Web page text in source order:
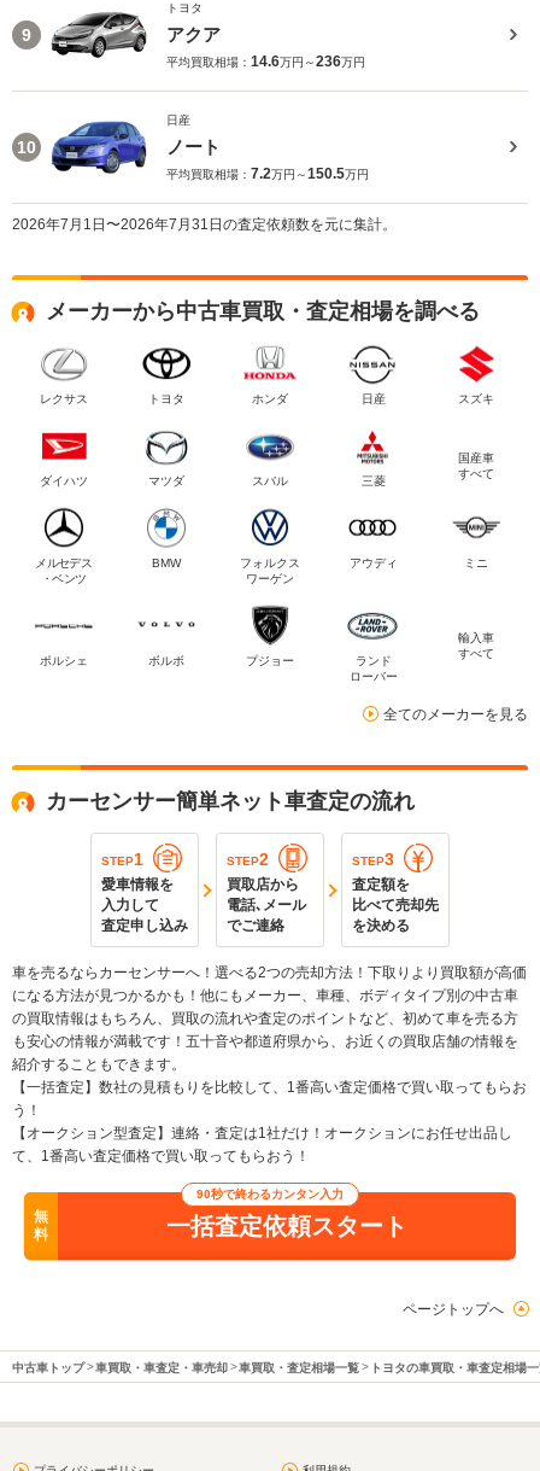
9
トヨタ
アクア
平均買取相場： 14.6万円～236万円
10
日産
ノート
平均買取相場： 7.2万円～150.5万円
2026年7月1日〜2026年7月31日の査定依頼数を元に集計。
メーカーから中古車買取・査定相場を調べる
レクサス トヨタ ホンダ 日産 スズキ
ダイハツ マツダ スバル 三菱
国産車
すべて
メルセデス
・ベンツ
BMW
フォルクス
ワーゲン
アウディ ミニ
ポルシェ ボルボ プジョー
ランド
ローバー
輸入車
すべて
全てのメーカーを見る
カーセンサー簡単ネット車査定の流れ
STEP1
愛車情報を
入力して
査定申し込み
STEP2
買取店から
電話､メール
でご連絡
STEP3
査定額を
比べて売却先
を決める
車を売るならカーセンサーへ！選べる2つの売却方法！下取りより買取額が高価
になる方法が見つかるかも！他にもメーカー、車種、ボディタイプ別の中古車
の買取情報はもちろん、買取の流れや査定のポイントなど、初めて車を売る方
も安心の情報が満載です！五十音や都道府県から、お近くの買取店舗の情報を
紹介することもできます。
【一括査定】数社の見積もりを比較して、1番高い査定価格で買い取ってもらお
う！
【オークション型査定】連絡・査定は1社だけ！オークションにお任せ出品し
て、1番高い査定価格で買い取ってもらおう！
無
料
90秒で終わるカンタン入力
一括査定依頼スタート
ページトップへ
中古車トップ 車買取・車査定・車売却 車買取・査定相場一覧 トヨタの車買取・車査定相場